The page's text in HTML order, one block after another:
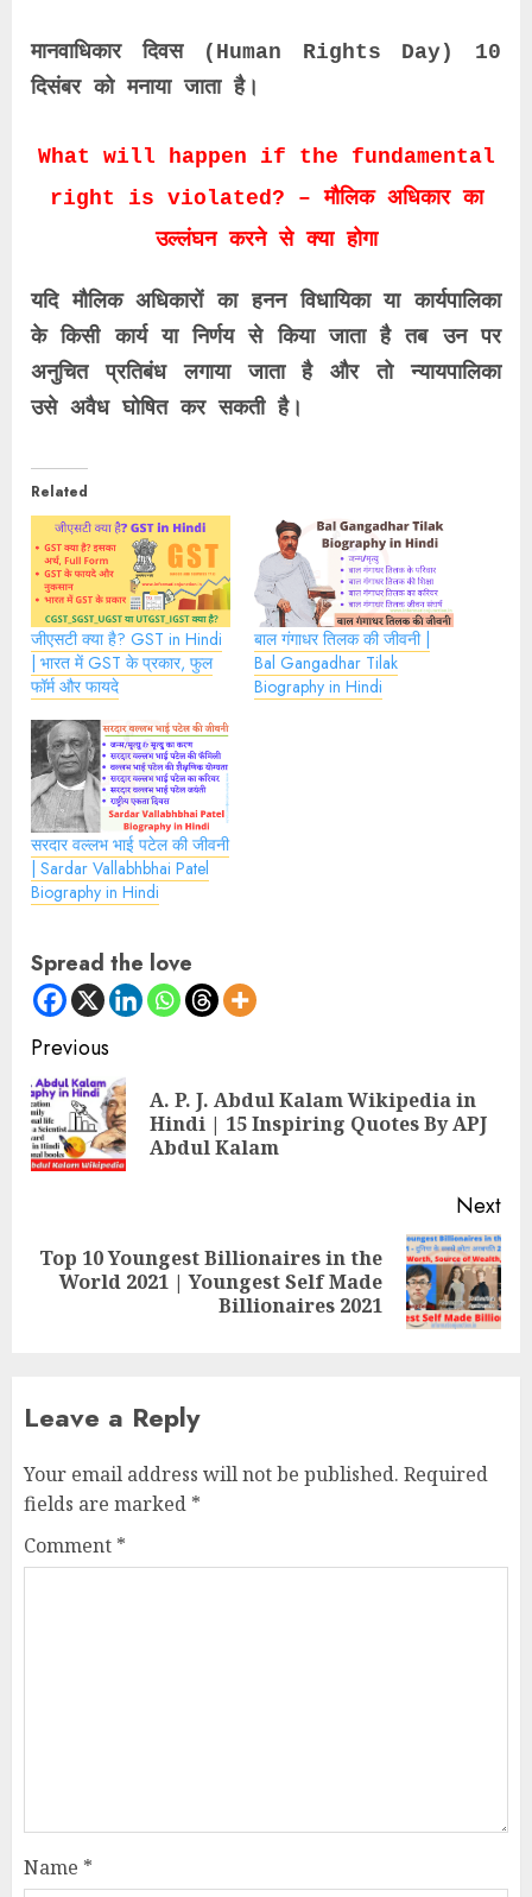
मानवाधिकार दिवस (Human Rights Day) 10
दिसंबर को मनाया जाता है।
What will happen if the fundamental
right is violated? – मौलिक अधिकार का
उल्लंघन करने से क्या होगा
यदि मौलिक अधिकारों का हनन विधायिका या कार्यपालिका
के किसी कार्य या निर्णय से किया जाता है तब उन पर
अनुचित प्रतिबंध लगाया जाता है और तो न्यायपालिका
उसे अवैध घोषित कर सकती है।
Related
जीएसटी क्या है? GST in Hindi
| भारत में GST के प्रकार, फुल
फॉर्म और फायदे
बाल गंगाधर तिलक की जीवनी |
Bal Gangadhar Tilak
Biography in Hindi
सरदार वल्लभ भाई पटेल की जीवनी
| Sardar Vallabhbhai Patel
Biography in Hindi
Spread the love
Continue
Reading
Previous
A. P. J. Abdul Kalam Wikipedia in
Hindi | 15 Inspiring Quotes By APJ
Abdul Kalam
Next
Next
Top 10 Youngest Billionaires in the
World 2021 | Youngest Self Made
Billionaires 2021
Leave a Reply
Your email address will not be published. Required
fields are marked *
Comment *
Name *